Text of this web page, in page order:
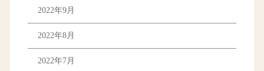
2022年9月
2022年8月
2022年7月